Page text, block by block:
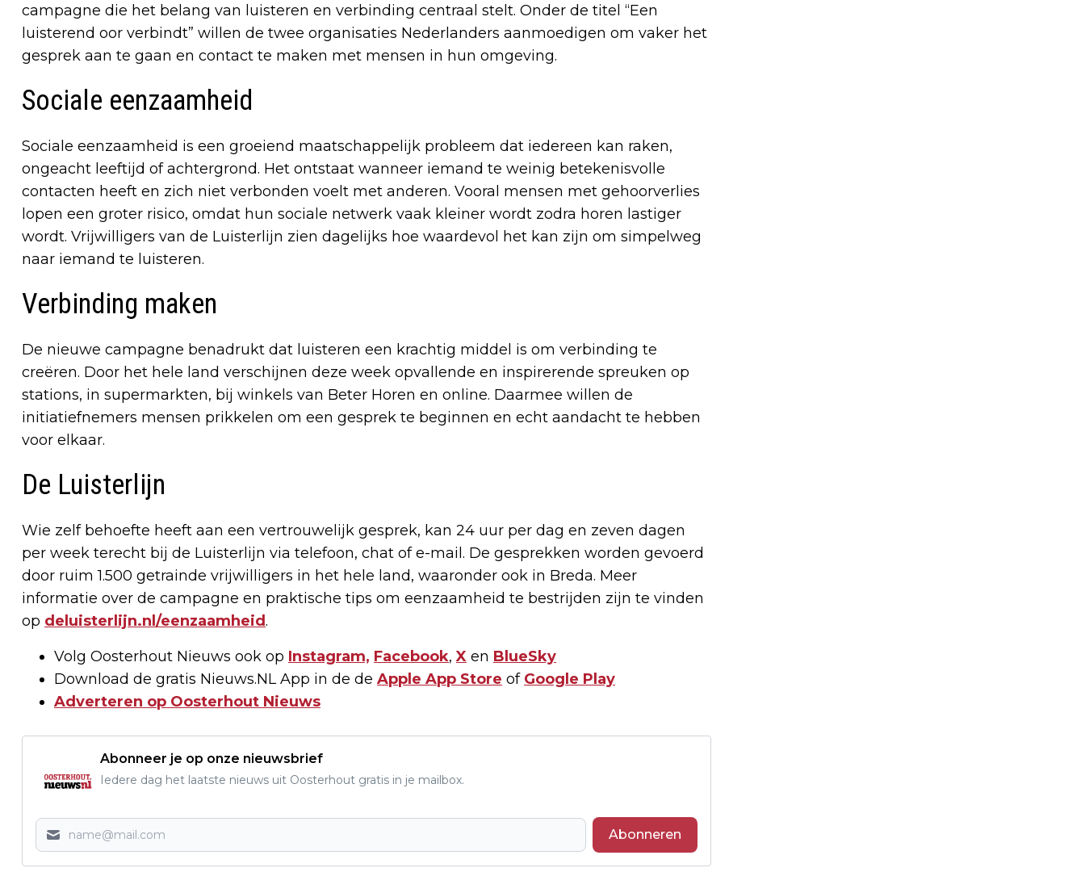
campagne die het belang van luisteren en verbinding centraal stelt. Onder de titel “Een
luisterend oor verbindt” willen de twee organisaties Nederlanders aanmoedigen om vaker het
gesprek aan te gaan en contact te maken met mensen in hun omgeving.
Sociale eenzaamheid
Sociale eenzaamheid is een groeiend maatschappelijk probleem dat iedereen kan raken,
ongeacht leeftijd of achtergrond. Het ontstaat wanneer iemand te weinig betekenisvolle
contacten heeft en zich niet verbonden voelt met anderen. Vooral mensen met gehoorverlies
lopen een groter risico, omdat hun sociale netwerk vaak kleiner wordt zodra horen lastiger
wordt. Vrijwilligers van de Luisterlijn zien dagelijks hoe waardevol het kan zijn om simpelweg
naar iemand te luisteren.
Verbinding maken
De nieuwe campagne benadrukt dat luisteren een krachtig middel is om verbinding te
creëren. Door het hele land verschijnen deze week opvallende en inspirerende spreuken op
stations, in supermarkten, bij winkels van Beter Horen en online. Daarmee willen de
initiatiefnemers mensen prikkelen om een gesprek te beginnen en echt aandacht te hebben
voor elkaar.
De Luisterlijn
Wie zelf behoefte heeft aan een vertrouwelijk gesprek, kan 24 uur per dag en zeven dagen
per week terecht bij de Luisterlijn via telefoon, chat of e-mail. De gesprekken worden gevoerd
door ruim 1.500 getrainde vrijwilligers in het hele land, waaronder ook in Breda. Meer
informatie over de campagne en praktische tips om eenzaamheid te bestrijden zijn te vinden
op deluisterlijn.nl/eenzaamheid.
Volg Oosterhout Nieuws ook op Instagram, Facebook,X en BlueSky
Download de gratis Nieuws.NL App in de de Apple App Store of Google Play
Adverteren op Oosterhout Nieuws
Abonneer je op onze nieuwsbrief
Iedere dag het laatste nieuws uit Oosterhout gratis in je mailbox.
Abonneren